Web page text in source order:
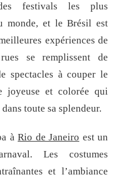
festivals les plus
monde, et le Brésil est
expériences de
se remplissent de
spectacles à couper le
joyeuse et colorée qui
toute sa splendeur.
àRio de Janeiro est un
Les costumes
et l’ambiance